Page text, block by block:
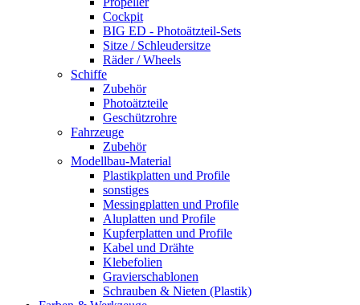
Cockpit
BIG ED - Photoätzteil-Sets
Sitze / Schleudersitze
Räder / Wheels
Schiffe
Zubehör
Photoätzteile
Geschützrohre
Fahrzeuge
Zubehör
Modellbau-Material
Plastikplatten und Profile
sonstiges
Messingplatten und Profile
Aluplatten und Profile
Kupferplatten und Profile
Kabel und Drähte
Klebefolien
Gravierschablonen
Schrauben & Nieten (Plastik)